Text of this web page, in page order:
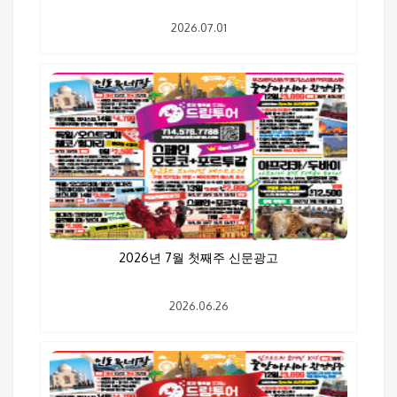
2026.07.01
2026년 7월 첫째주 신문광고
2026.06.26